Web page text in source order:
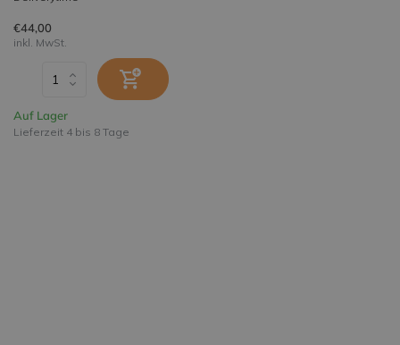
€44,00
inkl. MwSt.
Auf Lager
Lieferzeit 4 bis 8 Tage